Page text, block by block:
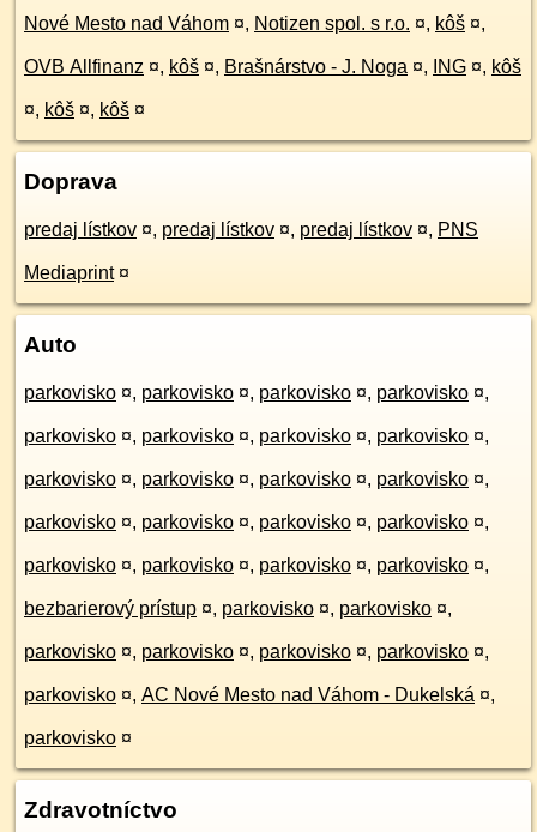
Nové Mesto nad Váhom ¤, Notizen spol. s r.o. ¤, kôš ¤,
OVB Allfinanz ¤, kôš ¤, Brašnárstvo - J. Noga ¤, ING ¤, kôš
¤, kôš ¤, kôš ¤
Doprava
predaj lístkov ¤, predaj lístkov ¤, predaj lístkov ¤, PNS
Mediaprint ¤
Auto
parkovisko ¤, parkovisko ¤, parkovisko ¤, parkovisko ¤,
parkovisko ¤, parkovisko ¤, parkovisko ¤, parkovisko ¤,
parkovisko ¤, parkovisko ¤, parkovisko ¤, parkovisko ¤,
parkovisko ¤, parkovisko ¤, parkovisko ¤, parkovisko ¤,
parkovisko ¤, parkovisko ¤, parkovisko ¤, parkovisko ¤,
bezbarierový prístup ¤, parkovisko ¤, parkovisko ¤,
parkovisko ¤, parkovisko ¤, parkovisko ¤, parkovisko ¤,
parkovisko ¤, AC Nové Mesto nad Váhom - Dukelská ¤,
parkovisko ¤
Zdravotníctvo